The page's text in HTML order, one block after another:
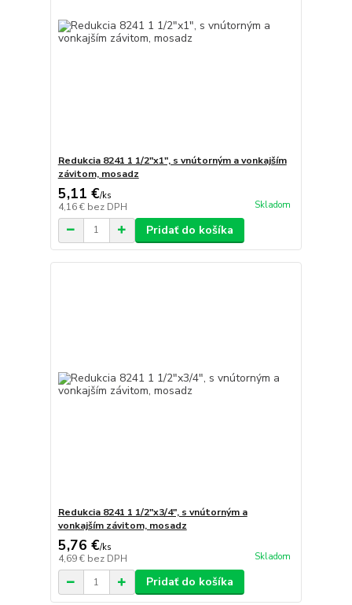
Redukcia 8241 1 1/2"x1", s vnútorným a vonkajším
závitom, mosadz
5,11 €/ks
4,16 € bez DPH Skladom
Pridať do košíka
Redukcia 8241 1 1/2"x3/4", s vnútorným a
vonkajším závitom, mosadz
5,76 €/ks
4,69 € bez DPH Skladom
Pridať do košíka